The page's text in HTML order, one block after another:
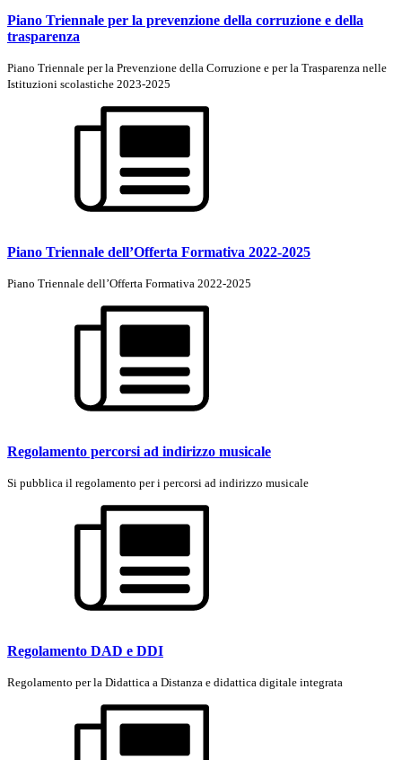
Piano Triennale per la prevenzione della corruzione e della
trasparenza
Piano Triennale per la Prevenzione della Corruzione e per la Trasparenza nelle
Istituzioni scolastiche 2023-2025
Piano Triennale dell’Offerta Formativa 2022-2025
Piano Triennale dell’Offerta Formativa 2022-2025
Regolamento percorsi ad indirizzo musicale
Si pubblica il regolamento per i percorsi ad indirizzo musicale
Regolamento DAD e DDI
Regolamento per la Didattica a Distanza e didattica digitale integrata